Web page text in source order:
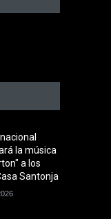
la música
a los
Santonja